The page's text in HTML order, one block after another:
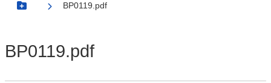
Botão Menu
BP0119.pdf
BP0119.pdf